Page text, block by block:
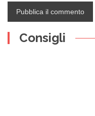
Consigli